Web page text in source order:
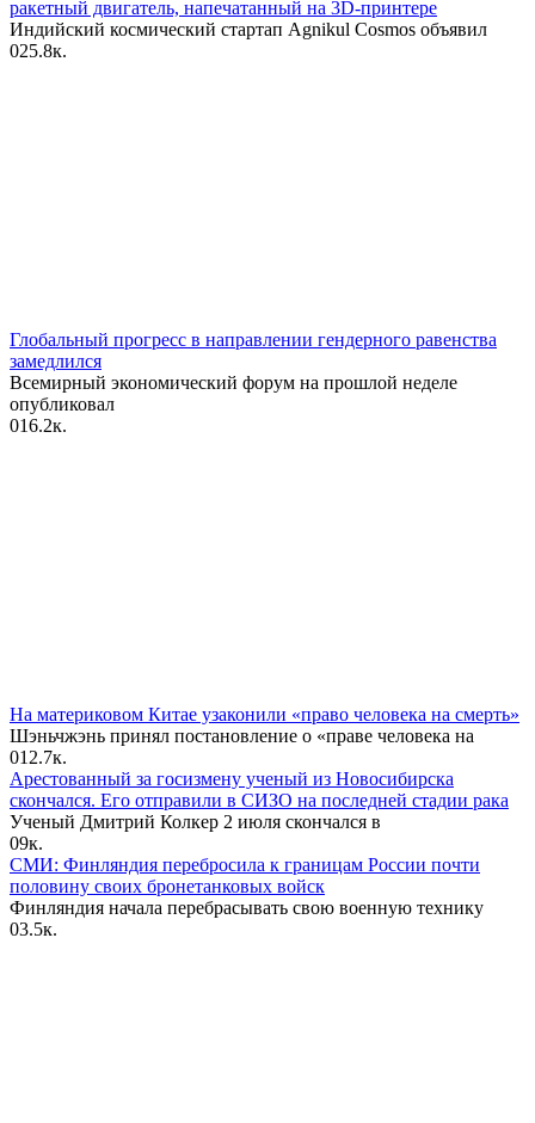
ракетный двигатель, напечатанный на 3D-принтере
Индийский космический стартап Agnikul Cosmos объявил
025.8к.
Глобальный прогресс в направлении гендерного равенства
замедлился
Всемирный экономический форум на прошлой неделе
опубликовал
016.2к.
На материковом Китае узаконили «право человека на смерть»
Шэньчжэнь принял постановление о «праве человека на
012.7к.
Арестованный за госизмену ученый из Новосибирска
скончался. Его отправили в СИЗО на последней стадии рака
Ученый Дмитрий Колкер 2 июля скончался в
09к.
СМИ: Финляндия перебросила к границам России почти
половину своих бронетанковых войск
Финляндия начала перебрасывать свою военную технику
03.5к.